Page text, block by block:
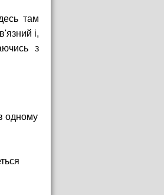
там
і,
з
одному